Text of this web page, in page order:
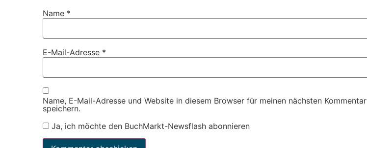
Name *
E-Mail-Adresse *
Name, E-Mail-Adresse und Website in diesem Browser für meinen nächsten Kommentar
speichern.
Ja, ich möchte den BuchMarkt-Newsflash abonnieren